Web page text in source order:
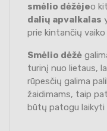
smėlio dėžėjeo
dalių apvalkalas
prie kintančių
Smėlio dėžė
turinį nuo lietaus,
rūpesčių galima
žaidimams, taip
būtų patogu